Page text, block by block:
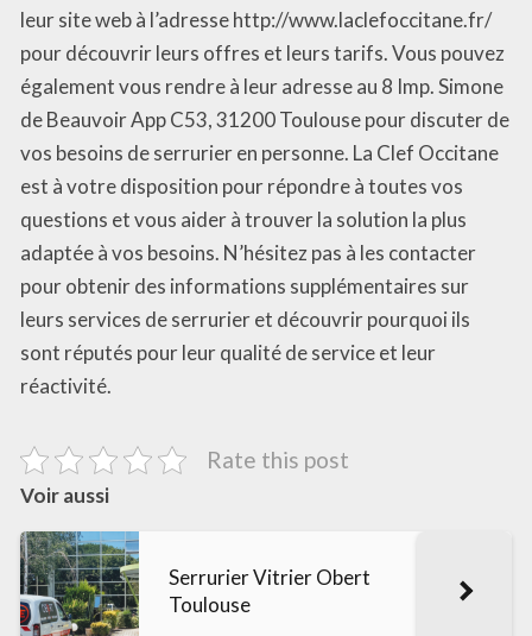
leur site web à l’adresse http://www.laclefoccitane.fr/
pour découvrir leurs offres et leurs tarifs. Vous pouvez
également vous rendre à leur adresse au 8 Imp. Simone
de Beauvoir App C53, 31200 Toulouse pour discuter de
vos besoins de serrurier en personne. La Clef Occitane
est à votre disposition pour répondre à toutes vos
questions et vous aider à trouver la solution la plus
adaptée à vos besoins. N’hésitez pas à les contacter
pour obtenir des informations supplémentaires sur
leurs services de serrurier et découvrir pourquoi ils
sont réputés pour leur qualité de service et leur
réactivité.
Rate this post
Voir aussi
Serrurier Vitrier Obert
Toulouse